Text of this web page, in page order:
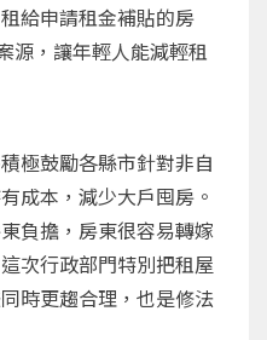
給申請租金補貼的房
源，讓年輕人能減輕租
極鼓勵各縣市針對非自
成本，減少大戶囤房。
負擔，房東很容易轉嫁
次行政部門特別把租屋
時更趨合理，也是修法